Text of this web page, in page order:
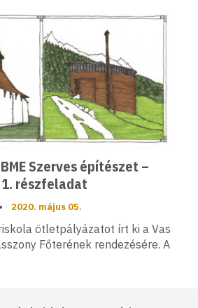
Szerves építészet –
részfeladat
• 2020. május 05.
ötletpályázatot írt ki a Vas
Főterének rendezésére. A